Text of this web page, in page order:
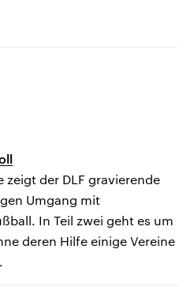
zeigt der DLF gravierende
Umgang mit
In Teil zwei geht es um
deren Hilfe einige Vereine